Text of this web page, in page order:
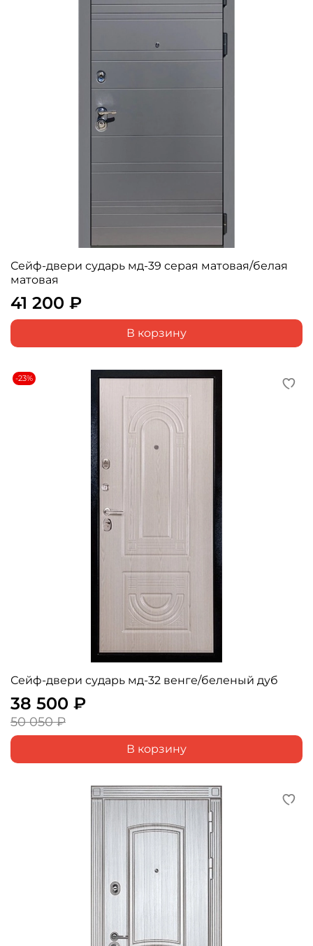
Сейф-двери сударь мд-39 серая матовая/белая
матовая
41 200 ₽
В корзину
-23%
Сейф-двери сударь мд-32 венге/беленый дуб
38 500 ₽
50 050 ₽
В корзину